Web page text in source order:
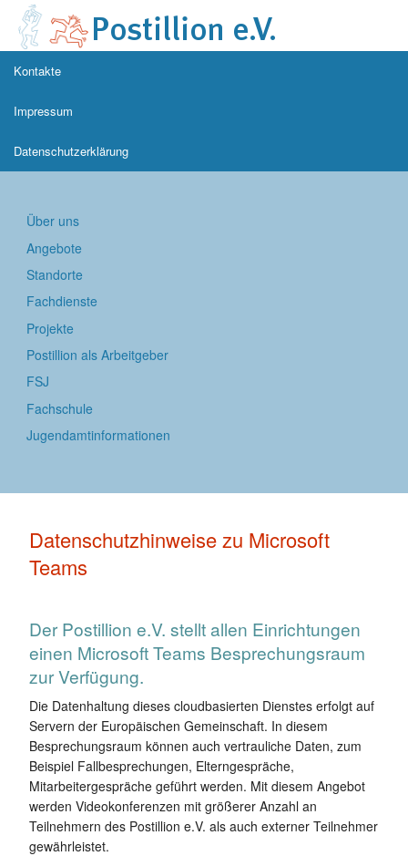
Kontakte
Impressum
Datenschutzerklärung
Über uns
Angebote
Standorte
Fachdienste
Projekte
Postillion als Arbeitgeber
FSJ
Fachschule
Jugendamtinformationen
Datenschutzhinweise zu Microsoft
Teams
Der Postillion e.V. stellt allen Einrichtungen
einen Microsoft Teams Besprechungsraum
zur Verfügung.
Die Datenhaltung dieses cloudbasierten Dienstes erfolgt auf
Servern der Europäischen Gemeinschaft. In diesem
Besprechungsraum können auch vertrauliche Daten, zum
Beispiel Fallbesprechungen, Elterngespräche,
Mitarbeitergespräche geführt werden. Mit diesem Angebot
werden Videokonferenzen mit größerer Anzahl an
Teilnehmern des Postillion e.V. als auch externer Teilnehmer
gewährleistet.